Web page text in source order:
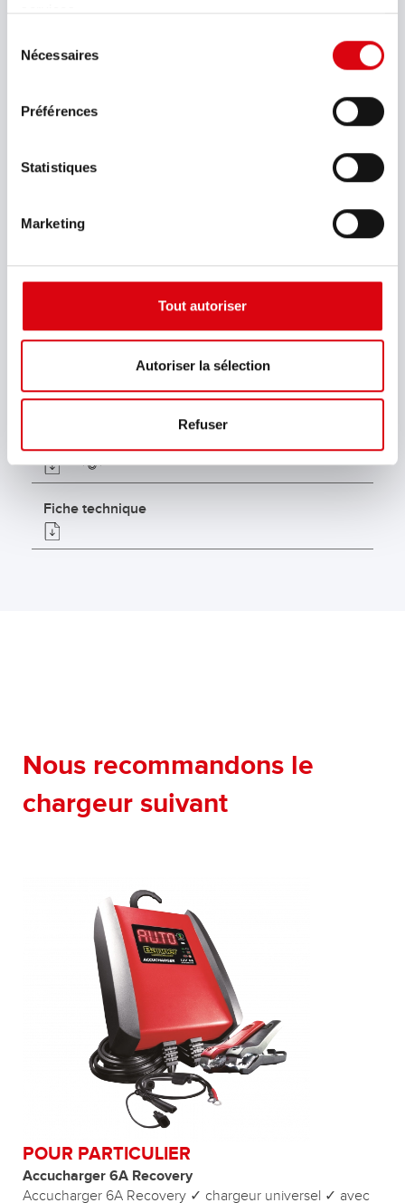
services.
Nécessaires
Préférences
Statistiques
Marketing
Tout autoriser
Autoriser la sélection
Refuser
Certificat ISO 9001
Certificat IATF 16949
Stockage et manipulation des batteries de
Fiche technique
Nous recommandons le
chargeur suivant
POUR PARTICULIER
Accucharger 6A Recovery
Accucharger 6A Recovery ✓ chargeur universel ✓ avec